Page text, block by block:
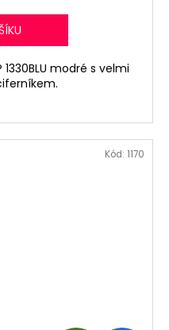
1330BLU modré s velmi
Kód: 1170